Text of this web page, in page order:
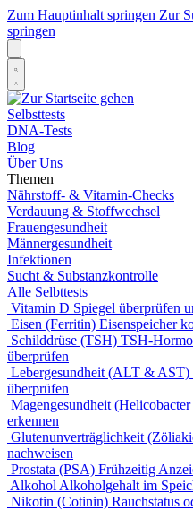
Zum Hauptinhalt springen Zur
springen
Selbsttests
DNA-Tests
Blog
Über Uns
Themen
Nährstoff- & Vitamin-Checks
Verdauung & Stoffwechsel
Frauengesundheit
Männergesundheit
Infektionen
Sucht & Substanzkontrolle
Alle Selbttests
Vitamin D Spiegel überprüfen
Eisen (Ferritin) Eisenspeicher
Schilddrüse (TSH) TSH-
überprüfen
Lebergesundheit (ALT & AST)
überprüfen
Magengesundheit
erkennen
Glutenunverträglichkeit
nachweisen
Prostata (PSA) Frühzeitig
Alkohol Alkoholgehalt im
Nikotin (Cotinin) Rauchstatus